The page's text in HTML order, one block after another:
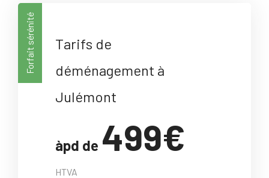
Forfait sérénité
Tarifs de
déménagement à
Julémont
àpd de 499€
HTVA